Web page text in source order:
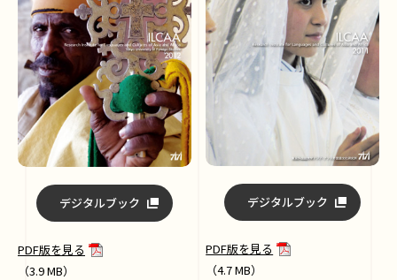
デジタルブック
PDF版を見る
（3.9 MB）
デジタルブック
PDF版を見る
（4.7 MB）